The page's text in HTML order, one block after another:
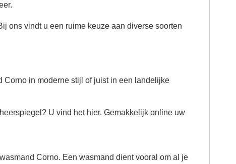
ons vindt u een ruime keuze aan diverse soorten
Corno in moderne stijl of juist in een landelijke
U vind het hier. Gemakkelijk online uw
Corno. Een wasmand dient vooral om al je